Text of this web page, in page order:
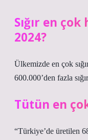
Sığır en
2024?
Ülkemizde en çok
600.000’den fazla
Tütün en
“Türkiye’de üretilen